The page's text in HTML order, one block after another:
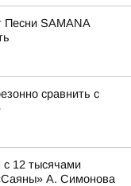
Песни SAMANA
сравнить с
с 12 тысячами
А. Симонова